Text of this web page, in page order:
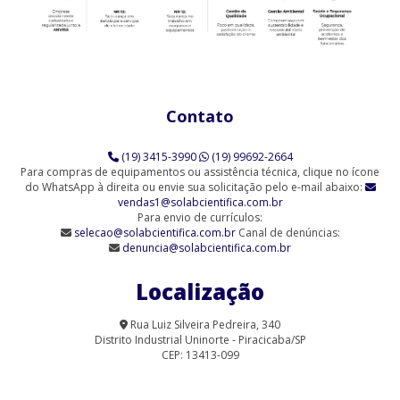
Agitador Magnético Analógico com Aquecimento 10 Provas (SL-
91/10)
Agitador Magnético Analógico com Aquecimento 6 Provas (SL-
Agitador Magnético Analógico sem Aquecimento (SL-90)
Agitador Magnético Analógico sem Aquecimento - 6 Provas (SL-
Agitador Magnético com Aquecimento para Laboratório | Solab
Contato
(19) 3415-3990
(19) 99692-2664
Para compras de equipamentos ou assistência técnica, clique no ícone
do WhatsApp à direita ou envie sua solicitação pelo e-mail abaixo:
vendas1@solabcientifica.com.br
Para envio de currículos:
selecao@solabcientifica.com.br Canal de denúncias:
denuncia@solabcientifica.com.br
Localização
Rua Luiz Silveira Pedreira, 340
Distrito Industrial Uninorte - Piracicaba/SP
CEP: 13413-099